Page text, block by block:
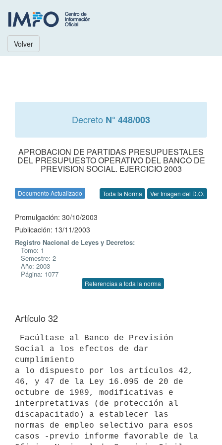
Volver
Decreto N° 448/003
APROBACION DE PARTIDAS PRESUPUESTALES
DEL PRESUPUESTO OPERATIVO DEL BANCO DE
PREVISION SOCIAL. EJERCICIO 2003
Documento Actualizado Toda la Norma Ver Imagen del D.O.
Promulgación: 30/10/2003
Publicación: 13/11/2003
Registro Nacional de Leyes y Decretos:
Tomo: 1
Semestre: 2
Año: 2003
Página: 1077
Referencias a toda la norma
Artículo 32
Social a los efectos de dar
cumplimiento
a lo dispuesto por los artículos 42,
46, y 47 de la Ley 16.095 de 20 de
octubre de 1989, modificativas e
interpretativas (de protección al
discapacitado) a establecer las
normas de empleo selectivo para esos
casos -previo informe favorable de la